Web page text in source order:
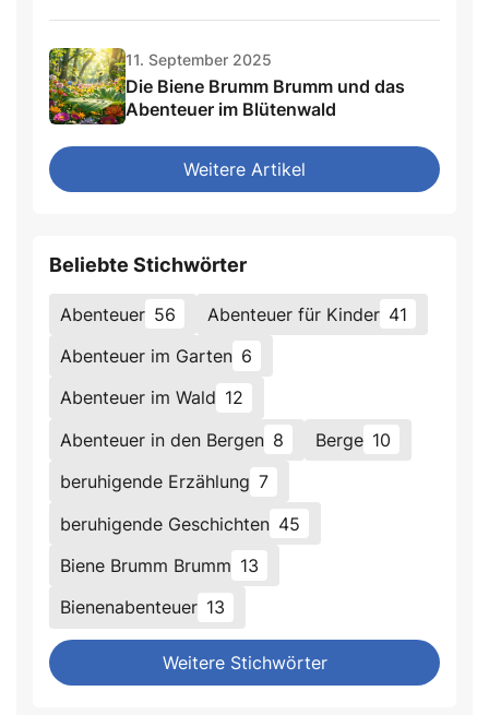
11. September 2025
Die Biene Brumm Brumm und das
Abenteuer im Blütenwald
Weitere Artikel
Beliebte Stichwörter
Abenteuer 56 Abenteuer für Kinder 41
Abenteuer im Garten 6
Abenteuer im Wald 12
Abenteuer in den Bergen 8 Berge 10
beruhigende Erzählung 7
beruhigende Geschichten 45
Biene Brumm Brumm 13
Bienenabenteuer 13
Weitere Stichwörter